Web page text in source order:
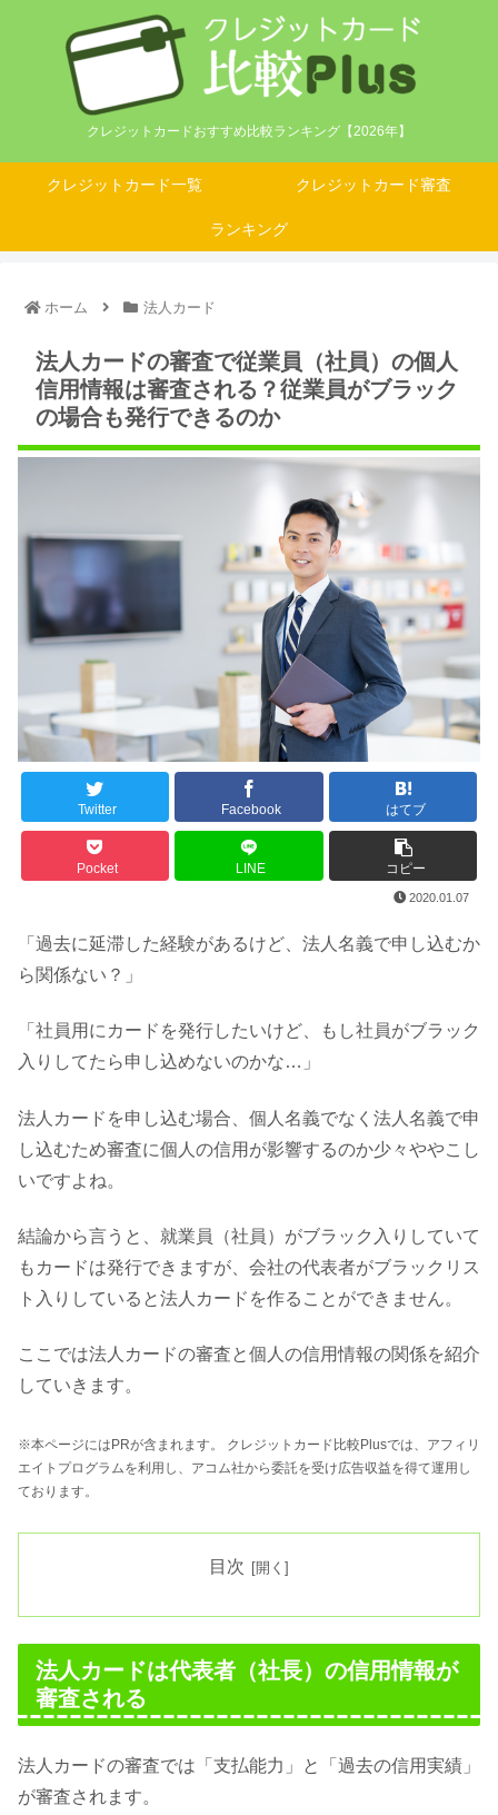
クレジットカードおすすめ比較ランキング【2026年】
クレジットカード一覧 クレジットカード審査
ランキング
ホーム 法人カード
法人カードの審査で従業員（社員）の個人
信用情報は審査される？従業員がブラック
の場合も発行できるのか
Twitter Facebook はてブ
Pocket LINE コピー
2020.01.07
「過去に延滞した経験があるけど、法人名義で申し込むか
ら関係ない？」
「社員用にカードを発行したいけど、もし社員がブラック
入りしてたら申し込めないのかな…」
法人カードを申し込む場合、個人名義でなく法人名義で申
し込むため審査に個人の信用が影響するのか少々ややこし
いですよね。
結論から言うと、就業員（社員）がブラック入りしていて
もカードは発行できますが、会社の代表者がブラックリス
ト入りしていると法人カードを作ることができません。
ここでは法人カードの審査と個人の信用情報の関係を紹介
していきます。
※本ページにはPRが含まれます。 クレジットカード比較Plusでは、アフィリ
エイトプログラムを利用し、アコム社から委託を受け広告収益を得て運用し
ております。
目次
法人カードは代表者（社長）の信用情報が
審査される
法人カードの審査では「支払能力」と「過去の信用実績」
が審査されます。